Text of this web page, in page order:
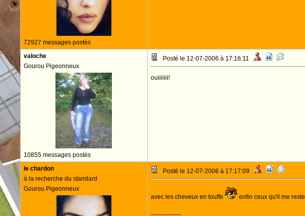
72927 messages postés
valoche
Gourou Pigeonneux
10855 messages postés
Posté le 12-07-2006 à 17:16:11
ouiiiiiii!
le chardon
à la recherche du standard
Gourou Pigeonneux
Posté le 12-07-2006 à 17:17:09
avec les cheveux en touffe enfin ceux qu'il me reste
--------------------